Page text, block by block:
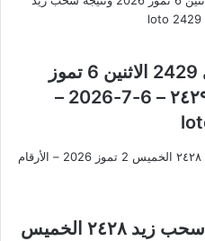
نتائج سحب اللوتو اللبناني 2429 الاثنين 6 تموز
2026 ونتيجة سحب زيد ٢٤٢٩ – 6-7-2026 –
نتائج اللوتو 2428 ونتيجة سحب زيد ٢٤٢٨ الخميس